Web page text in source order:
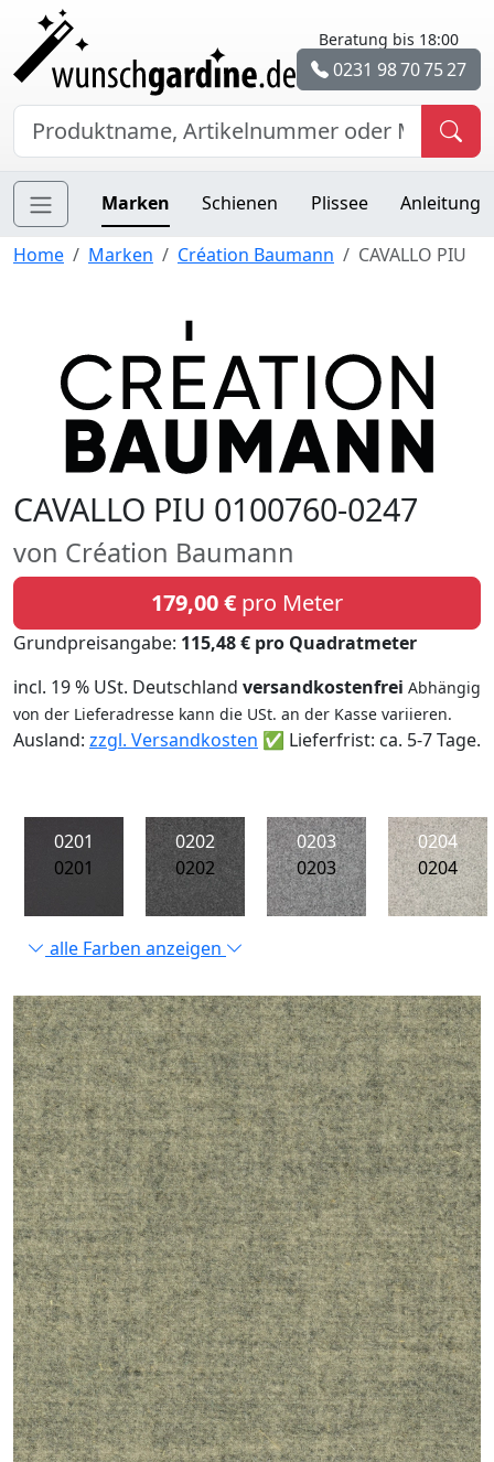
Beratung bis 18:00
0231 98 70 75 27
Marken Schienen Plissee Anleitung
Home Marken Création Baumann CAVALLO PIU
CAVALLO PIU 0100760-0247
von Création Baumann
179,00 € pro Meter
Grundpreisangabe: 115,48 € pro Quadratmeter
incl. 19 % USt. Deutschland versandkostenfrei Abhängig
von der Lieferadresse kann die USt. an der Kasse variieren.
Ausland: zzgl. Versandkosten ✅ Lieferfrist: ca. 5-7 Tage.
0201
0201
0202
0202
0203
0203
0204
0204
alle Farben anzeigen